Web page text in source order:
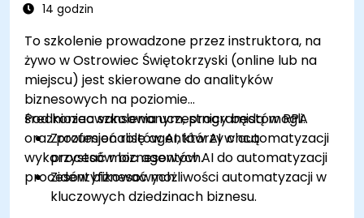
14 godzin
To szkolenie prowadzone przez instruktora, na
żywo w Ostrowiec Świętokrzyski (online lub na
miejscu) jest skierowane do analityków
biznesowych na poziomie
średniozaawansowanym, programistów RPA
oraz profesjonalistów AI, którzy chcą
wykorzystać moc agentów AI do automatyzacji
procesów biznesowych.
Pod koniec szkolenia uczestnicy będą mogli:
Zrozumieć rolę agentów AI w automatyzacji
procesów biznesowych.
Zidentyfikować możliwości automatyzacji w
kluczowych dziedzinach biznesu.